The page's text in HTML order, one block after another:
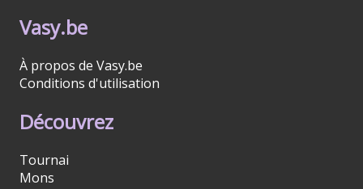
Vasy.be
À propos de Vasy.be
Conditions d'utilisation
Découvrez
Tournai
Mons